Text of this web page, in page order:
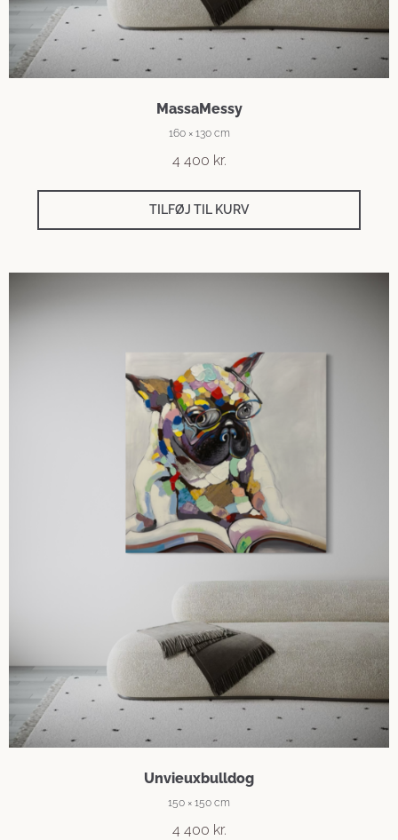
MassaMessy
160 × 130 cm
4 400 kr.
TILFØJ TIL KURV
Unvieuxbulldog
150 × 150 cm
4 400 kr.